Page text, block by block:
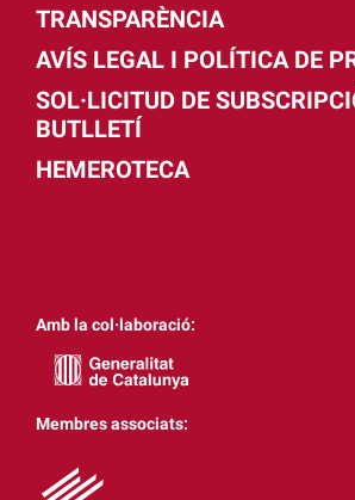
TRANSPARÈNCIA
AVÍS LEGAL I POLÍTICA DE
SOL·LICITUD DE
BUTLLETÍ
HEMEROTECA
Amb la col·laboració:
Membres associats: